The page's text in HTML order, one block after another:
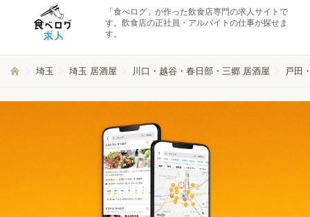
「食べログ」が作った飲食店専門の求人サイトで
す。飲食店の正社員・アルバイトの仕事が探せま
す。
埼玉 埼玉 居酒屋 川口・越谷・春日部・三郷 居酒屋 戸田